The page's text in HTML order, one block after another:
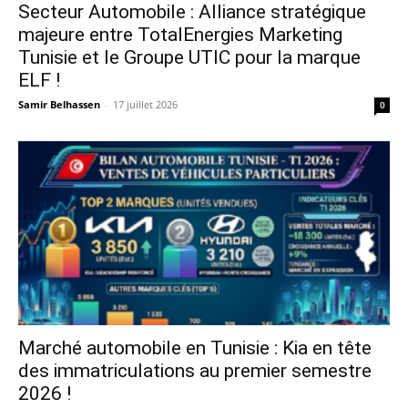
Secteur Automobile : Alliance stratégique
majeure entre TotalEnergies Marketing
Tunisie et le Groupe UTIC pour la marque
ELF !
Samir Belhassen - 17 juillet 2026 0
Marché automobile en Tunisie : Kia en tête
des immatriculations au premier semestre
2026 !